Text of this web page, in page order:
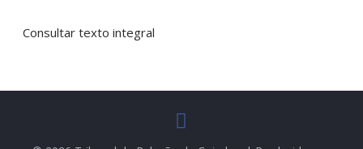
Consultar texto integral